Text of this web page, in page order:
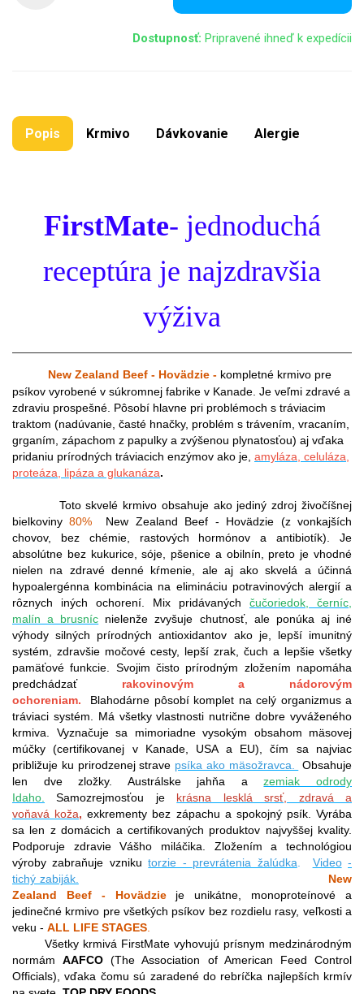
Dostupnosť: Pripravené ihneď k expedícii
Popis Krmivo Dávkovanie Alergie
FirstMate- jednoduchá
receptúra je najzdravšia
výživa
New Zealand Beef - Hovädzie - kompletné krmivo pre
psíkov vyrobené v súkromnej fabrike v Kanade. Je veľmi zdravé a
zdraviu prospešné. Pôsobí hlavne pri problémoch s tráviacim
traktom (nadúvanie, časté hnačky, problém s trávením, vracaním,
grganím, zápachom z papulky a zvýšenou plynatosťou) aj vďaka
pridaniu prírodných tráviacich enzýmov ako je, amyláza, celuláza,
proteáza, lipáza a glukanáza.
Toto skvelé krmivo obsahuje ako jediný zdroj živočíšnej
bielkoviny80% New Zealand Beef - Hovädzie (z vonkajších
chovov, bez chémie, rastových hormónov a antibiotík). Je
absolútne bez kukurice, sóje, pšenice a obilnín, preto je vhodné
nielen na zdravé denné kŕmenie, ale aj ako skvelá a účinná
hypoalergénna kombinácia na elimináciu potravinových alergií a
rôznych iných ochorení. Mix pridávaných
čučoriedok, černíc,
malín a brusníc nielenže zvyšuje chutnosť, ale ponúka aj iné
výhody silných prírodných antioxidantov ako je, lepší imunitný
systém, zdravšie močové cesty, lepší zrak, čuch a lepšie všetky
pamäťové funkcie. Svojim čisto prírodným zložením napomáha
predchádzať rakovinovým a nádorovým
ochoreniam.
Blahodárne pôsobí komplet na celý organizmus a
tráviaci systém. Má všetky vlastnosti nutrične dobre vyváženého
krmiva. Vyznačuje sa mimoriadne vysokým obsahom mäsovej
múčky (certifikovanej v Kanade, USA a EU), čím sa najviac
približuje ku prirodzenej strave psíka ako mäsožravca.
Obsahuje
len dve zložky. Austrálske jahňa azemiak odrody
Idaho.
Samozrejmosťou je krásna lesklá srsť, zdravá a
voňavá koža, exkrementy bez zápachu a spokojný psík. Vyrába
sa len z domácich a certifikovaných produktov najvyššej kvality.
Podporuje zdravie Vášho miláčika. Zložením a technológiou
výroby zabraňuje vzniku torzie - prevrátenia žalúdka Video -
tichý zabiják.
New
Zealand Beef - Hovädzie
je unikátne, monoproteínové a
jedinečné krmivo pre všetkých psíkov bez rozdielu rasy, veľkosti a
veku - ALL LIFE STAGES
Všetky krmivá FirstMate vyhovujú prísnym medzinárodným
normám
AAFCO (The Association of American Feed Control
Officials), vďaka čomu sú zaradené do rebríčka najlepších krmív